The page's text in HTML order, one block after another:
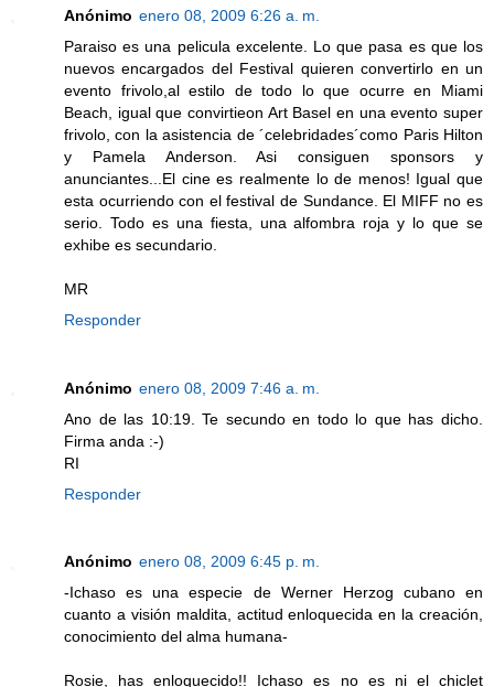
Anónimo enero 08, 2009 6:26 a. m.
Paraiso es una pelicula excelente. Lo que pasa es que los
nuevos encargados del Festival quieren convertirlo en un
evento frivolo,al estilo de todo lo que ocurre en Miami
Beach, igual que convirtieon Art Basel en una evento super
frivolo, con la asistencia de ´celebridades´como Paris Hilton
y Pamela Anderson. Asi consiguen sponsors y
anunciantes...El cine es realmente lo de menos! Igual que
esta ocurriendo con el festival de Sundance. El MIFF no es
serio. Todo es una fiesta, una alfombra roja y lo que se
exhibe es secundario.
MR
Responder
Anónimo enero 08, 2009 7:46 a. m.
Ano de las 10:19. Te secundo en todo lo que has dicho.
Firma anda :-)
RI
Responder
Anónimo enero 08, 2009 6:45 p. m.
-Ichaso es una especie de Werner Herzog cubano en
cuanto a visión maldita, actitud enloquecida en la creación,
conocimiento del alma humana-
Rosie, has enloquecido!! Ichaso es no es ni el chiclet